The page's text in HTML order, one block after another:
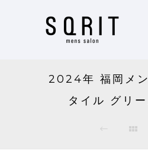
2024年 福岡メ
タイル グリ